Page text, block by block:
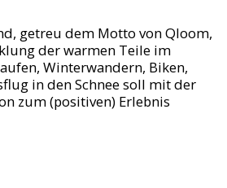
getreu dem Motto von Qloom,
der warmen Teile im
Winterwandern, Biken,
in den Schnee soll mit der
zum (positiven) Erlebnis